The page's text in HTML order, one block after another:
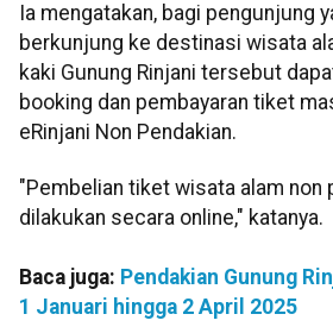
Ia mengatakan, bagi pengunjung
berkunjung ke destinasi wisata
kaki Gunung Rinjani tersebut
booking dan pembayaran tiket
eRinjani Non Pendakian.
"Pembelian tiket wisata alam non
dilakukan secara online," katanya.
Baca juga: Pendakian Gunung
1 Januari hingga 2 April 2025